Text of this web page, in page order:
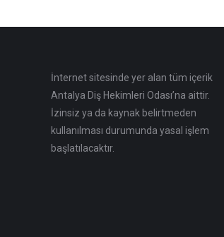
İnternet sitesinde yer alan tüm içerik
Antalya Diş Hekimleri Odası’na aittir.
İzinsiz ya da kaynak belirtmeden
kullanılması durumunda yasal işlem
başlatılacaktır.